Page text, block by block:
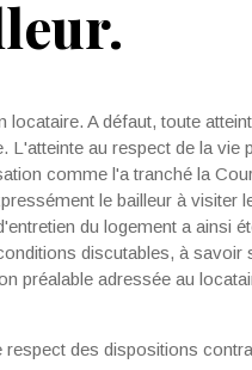
A défaut, toute
L'atteinte au respect de la vie
comme l'a tranché la
le bailleur à visiter
du logement a ainsi
discutables, à savoir
préalable adressée au
des dispositions